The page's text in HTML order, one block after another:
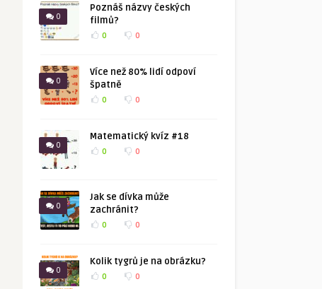
0
Poznáš názvy českých
filmů?
0 0
0
Více než 80% lidí odpoví
špatně
0 0
0
Matematický kvíz #18
0 0
0
Jak se dívka může
zachránit?
0 0
0
Kolik tygrů je na obrázku?
0 0